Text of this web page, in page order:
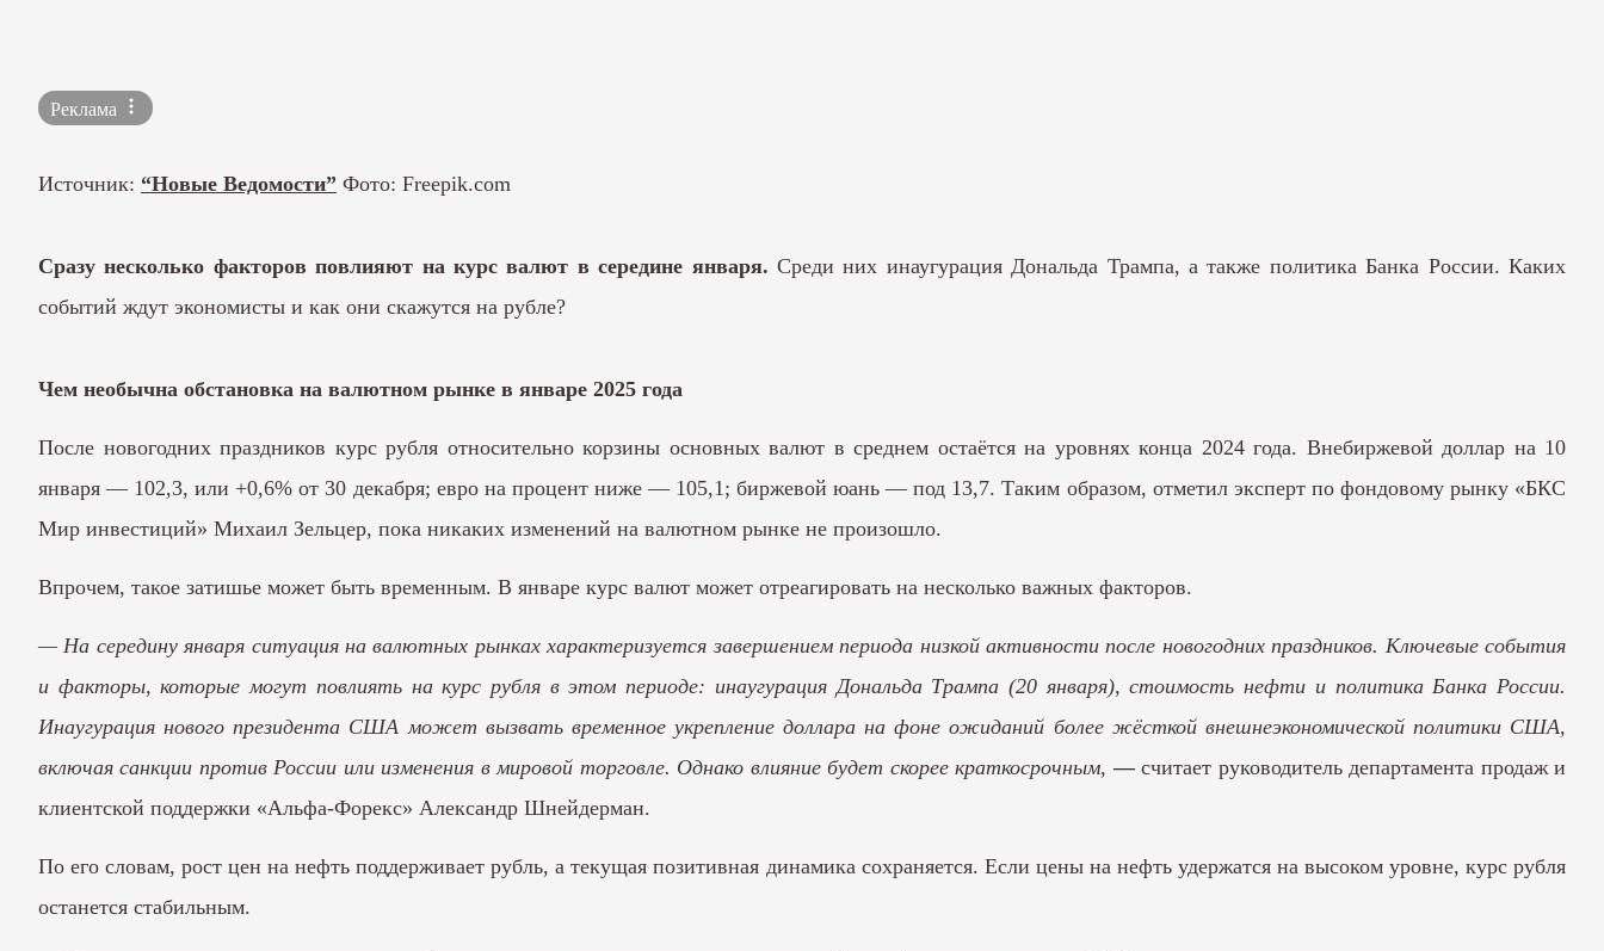
Реклама
Источник: “Новые Ведомости” Фото: Freepik.com
Сразу несколько факторов повлияют на курс валют в середине января. Среди них инаугурация Дональда Трампа, а также политика Банка России. Каких
событий ждут экономисты и как они скажутся на рубле?
Чем необычна обстановка на валютном рынке в январе 2025 года
После новогодних праздников курс рубля относительно корзины основных валют в среднем остаётся на уровнях конца 2024 года. Внебиржевой доллар на 10
января — 102,3, или +0,6% от 30 декабря; евро на процент ниже — 105,1; биржевой юань — под 13,7. Таким образом, отметил эксперт по фондовому рынку «БКС
Мир инвестиций» Михаил Зельцер, пока никаких изменений на валютном рынке не произошло.
Впрочем, такое затишье может быть временным. В январе курс валют может отреагировать на несколько важных факторов.
— На середину января ситуация на валютных рынках характеризуется завершением периода низкой активности после новогодних праздников. Ключевые события
и факторы, которые могут повлиять на курс рубля в этом периоде: инаугурация Дональда Трампа (20 января), стоимость нефти и политика Банка России.
Инаугурация нового президента США может вызвать временное укрепление доллара на фоне ожиданий более жёсткой внешнеэкономической политики США,
включая санкции против России или изменения в мировой торговле. Однако влияние будет скорее краткосрочным, —считает руководитель департамента продаж и
клиентской поддержки «Альфа-Форекс» Александр Шнейдерман.
По его словам, рост цен на нефть поддерживает рубль, а текущая позитивная динамика сохраняется. Если цены на нефть удержатся на высоком уровне, курс рубля
останется стабильным.